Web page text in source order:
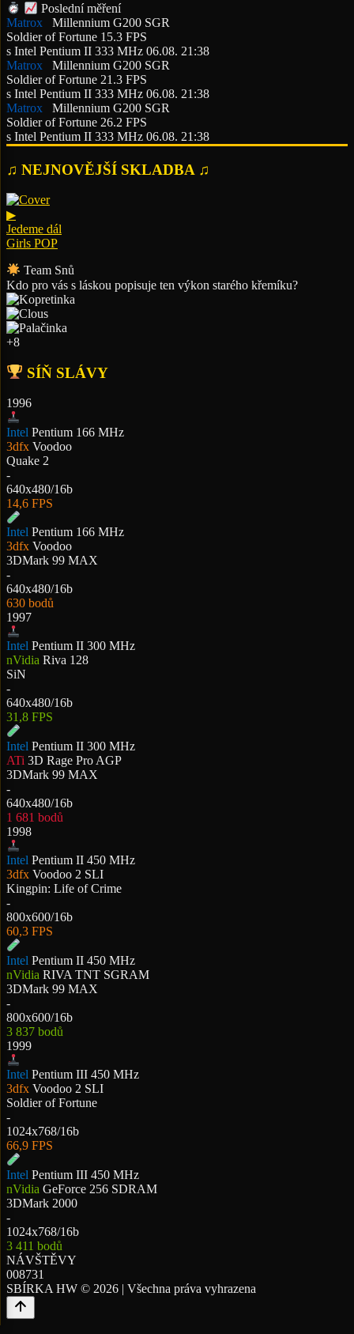
Poslední měření
Matrox
Millennium G200 SGR
Soldier of Fortune 15.3 FPS
s Intel Pentium II 333 MHz 06.08. 21:38
Matrox
Millennium G200 SGR
Soldier of Fortune 21.3 FPS
s Intel Pentium II 333 MHz 06.08. 21:38
Matrox
Millennium G200 SGR
Soldier of Fortune 26.2 FPS
s Intel Pentium II 333 MHz 06.08. 21:38
♫ NEJNOVĚJŠÍ SKLADBA ♫
▶
Jedeme dál
Girls POP
Team Snů
Kdo pro vás s láskou popisuje ten výkon starého křemíku?
+8
SÍŇ SLÁVY
1996
Intel Pentium 166 MHz
3dfx Voodoo
Quake 2
-
640x480/16b
14,6 FPS
Intel Pentium 166 MHz
3dfx Voodoo
3DMark 99 MAX
-
640x480/16b
630 bodů
1997
Intel Pentium II 300 MHz
nVidia Riva 128
SiN
-
640x480/16b
31,8 FPS
Intel Pentium II 300 MHz
ATi 3D Rage Pro AGP
3DMark 99 MAX
-
640x480/16b
1 681 bodů
1998
Intel Pentium II 450 MHz
3dfx Voodoo 2 SLI
Kingpin: Life of Crime
-
800x600/16b
60,3 FPS
Intel Pentium II 450 MHz
nVidia RIVA TNT SGRAM
3DMark 99 MAX
-
800x600/16b
3 837 bodů
1999
Intel Pentium III 450 MHz
3dfx Voodoo 2 SLI
Soldier of Fortune
-
1024x768/16b
66,9 FPS
Intel Pentium III 450 MHz
nVidia GeForce 256 SDRAM
3DMark 2000
-
1024x768/16b
3 411 bodů
NÁVŠTĚVY
008731
SBÍRKA HW © 2026 | Všechna práva vyhrazena